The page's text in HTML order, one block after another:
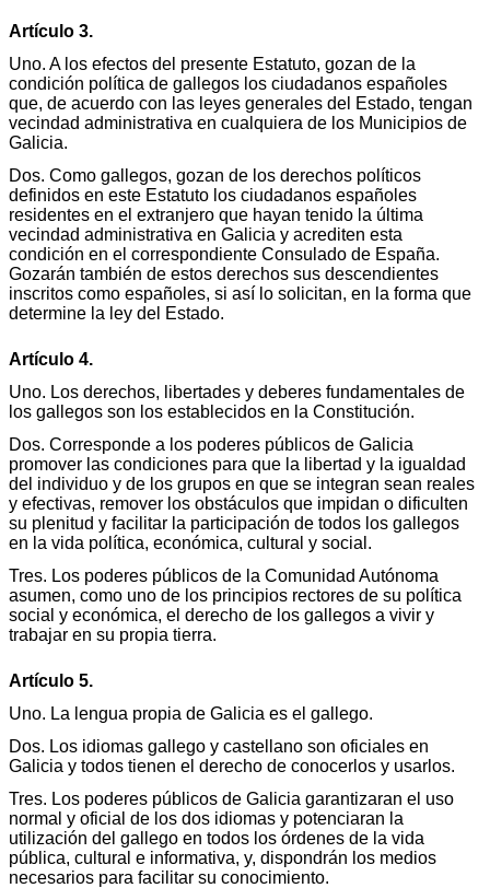
Artículo 3.
Uno. A los efectos del presente Estatuto, gozan de la
condición política de gallegos los ciudadanos españoles
que, de acuerdo con las leyes generales del Estado, tengan
vecindad administrativa en cualquiera de los Municipios de
Galicia.
Dos. Como gallegos, gozan de los derechos políticos
definidos en este Estatuto los ciudadanos españoles
residentes en el extranjero que hayan tenido la última
vecindad administrativa en Galicia y acrediten esta
condición en el correspondiente Consulado de España.
Gozarán también de estos derechos sus descendientes
inscritos como españoles, si así lo solicitan, en la forma que
determine la ley del Estado.
Artículo 4.
Uno. Los derechos, libertades y deberes fundamentales de
los gallegos son los establecidos en la Constitución.
Dos. Corresponde a los poderes públicos de Galicia
promover las condiciones para que la libertad y la igualdad
del individuo y de los grupos en que se integran sean reales
y efectivas, remover los obstáculos que impidan o dificulten
su plenitud y facilitar la participación de todos los gallegos
en la vida política, económica, cultural y social.
Tres. Los poderes públicos de la Comunidad Autónoma
asumen, como uno de los principios rectores de su política
social y económica, el derecho de los gallegos a vivir y
trabajar en su propia tierra.
Artículo 5.
Uno. La lengua propia de Galicia es el gallego.
Dos. Los idiomas gallego y castellano son oficiales en
Galicia y todos tienen el derecho de conocerlos y usarlos.
Tres. Los poderes públicos de Galicia garantizaran el uso
normal y oficial de los dos idiomas y potenciaran la
utilización del gallego en todos los órdenes de la vida
pública, cultural e informativa, y, dispondrán los medios
necesarios para facilitar su conocimiento.